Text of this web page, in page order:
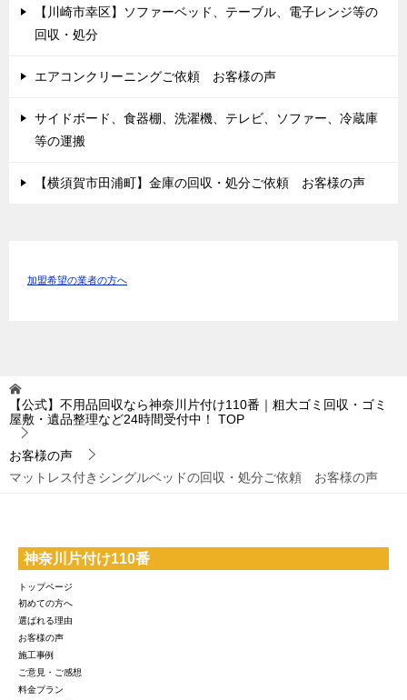
【川崎市幸区】ソファーベッド、テーブル、電子レンジ等の
回収・処分
エアコンクリーニングご依頼 お客様の声
サイドボード、食器棚、洗濯機、テレビ、ソファー、冷蔵庫
等の運搬
【横須賀市田浦町】金庫の回収・処分ご依頼 お客様の声
加盟希望の業者の方へ
【公式】不用品回収なら神奈川片付け110番｜粗大ゴミ回収・ゴミ
屋敷・遺品整理など24時間受付中！
TOP
お客様の声
マットレス付きシングルベッドの回収・処分ご依頼 お客様の声
神奈川片付け110番
トップページ
初めての方へ
選ばれる理由
お客様の声
施工事例
ご意見・ご感想
料金プラン